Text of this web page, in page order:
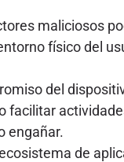
maliciosos
físico del
del
facilitar
engañar.
de